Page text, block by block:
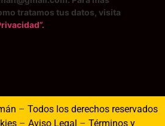
tratamos tus datos, visita
– Todos los derechos reservados
– Aviso Legal – Términos y